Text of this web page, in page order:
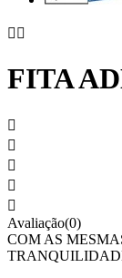
 
FITA





Avaliação(0)
COM AS